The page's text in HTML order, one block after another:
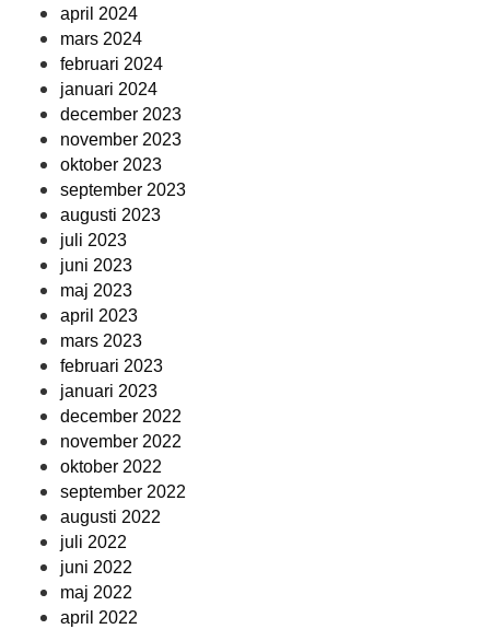
april 2024
mars 2024
februari 2024
januari 2024
december 2023
november 2023
oktober 2023
september 2023
augusti 2023
juli 2023
juni 2023
maj 2023
april 2023
mars 2023
februari 2023
januari 2023
december 2022
november 2022
oktober 2022
september 2022
augusti 2022
juli 2022
juni 2022
maj 2022
april 2022